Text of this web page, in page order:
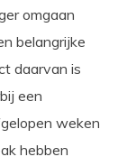
omgaan
belangrijke
daarvan is
een
weken
hebben